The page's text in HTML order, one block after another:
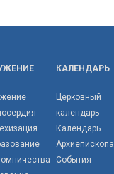
КАЛЕНДАРЬ
Церковный
календарь
Календарь
Архиепископа
События